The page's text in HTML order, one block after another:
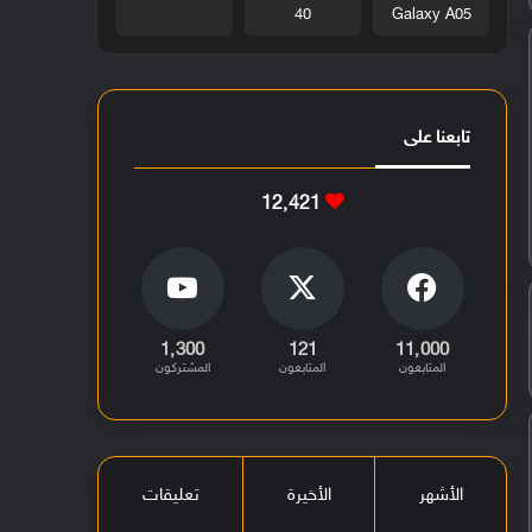
Galaxy A05
40
تابعنا على
12٬421
11٬000
المتابعون
121
المتابعون
1٬300
المشتركون
الأشهر الأخيرة تعليقات